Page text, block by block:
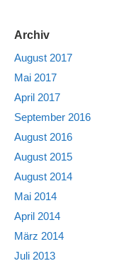
Archiv
August 2017
Mai 2017
April 2017
September 2016
August 2016
August 2015
August 2014
Mai 2014
April 2014
März 2014
Juli 2013